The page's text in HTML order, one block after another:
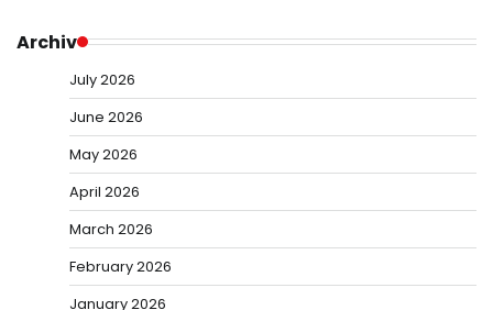
Archiv
July 2026
June 2026
May 2026
April 2026
March 2026
February 2026
January 2026